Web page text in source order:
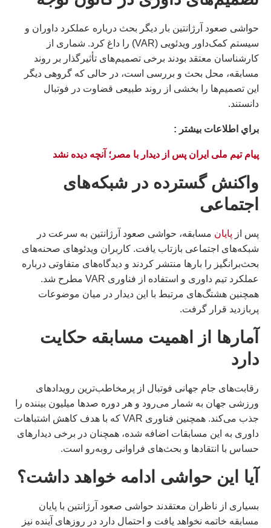
حواشی صعود آرژانتین بار دیگر بحث درباره عملکرد داوران و
سیستم کمک‌داور ویدئویی (VAR) را داغ کرد. شماری از
کارشناسان معتقد بودند برخی تصمیم‌های تأثیرگذار بر روند
مسابقه، محل بحث و بررسی است، در حالی که گروهی دیگر
این تصمیم‌ها را بخشی از روند طبیعی قضاوت در فوتبال
دانستند.
براي اطلاعات بيشتر :
پیام تیم ملی ایران پس از دیدار با مصر؛ آنچه دیده نشد
واکنش گسترده در شبکه‌های
اجتماعی
پس از پایان مسابقه، حواشی صعود آرژانتین به سرعت در
شبکه‌های اجتماعی بازتاب یافت. کاربران ویدئوهای صحنه‌های
بحث‌برانگیز را بارها منتشر کردند و دیدگاه‌های متفاوتی درباره
عملکرد تیم داوری و استفاده از فناوری VAR مطرح شد.
همچنین هشتگ‌های مرتبط با این دیدار در میان موضوعات
پربازدید قرار گرفت.
آمارها از اهمیت مسابقه حکایت
دارد
رقابت‌های جام جهانی فوتبال از پرمخاطب‌ترین رویدادهای
ورزشی جهان به شمار می‌رود و هر دوره صدها میلیون بیننده را
جذب می‌کند. همچنین فناوری VAR که با هدف کاهش اشتباهات
داوری به این مسابقات اضافه شده، همچنان در برخی دیدارهای
حساس با انتقادها و بحث‌های فراوانی روبه‌رو است.
آیا این حواشی ادامه خواهد داشت؟
بسیاری از ناظران معتقدند حواشی صعود آرژانتین با پایان
مسابقه خاتمه نخواهد یافت و احتمال دارد در روزهای آینده نیز